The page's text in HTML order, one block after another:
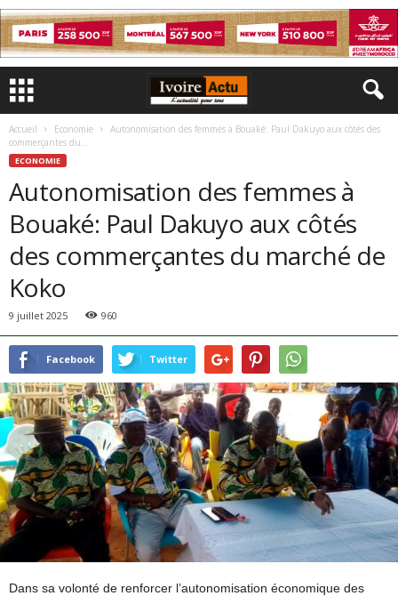
Accueil Economie
Autonomisation des femmes à Bouaké: Paul Dakuyo aux côtés des
commerçantes du...
ECONOMIE
Autonomisation des femmes à
Bouaké: Paul Dakuyo aux côtés
des commerçantes du marché de
Koko
9 juillet 2025 960
Facebook Twitter
Dans sa volonté de renforcer l’autonomisation économique des